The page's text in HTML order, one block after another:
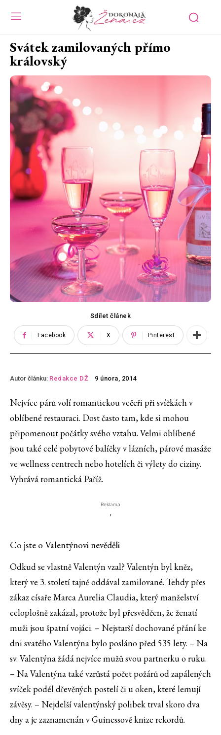
Svátek zamilovaných přímo
královský
Sdílet článek
Facebook X Pinterest
Autor článku: Redakce DŽ 9 února, 2014
Nejvíce párů volí romantickou večeři při svíčkách v
oblíbené restauraci. Dost často tam, kde si mohou
připomenout počátky svého vztahu. Velmi oblíbené
jsou také celé pobytové balíčky v lázních, párové masáže
ve wellness centrech nebo hotelích či výlety do ciziny.
Vyhrává romantická Paříž.
Reklama
'
Co jste o Valentýnovi nevěděli
Odkud se vlastně Valentýn vzal? Valentýn byl kněz,
který ve 3. století tajně oddával zamilované. Tehdy přes
zákaz císaře Marca Aurelia Claudia, který manželství
celoplošně zakázal, protože byl přesvědčen, že ženatí
muži jsou špatní vojáci. – Nejstarší dochované přání ke
dni svatého Valentýna bylo posláno před 535 lety. – Na
sv. Valentýna žádá nejvíce mužů svou partnerku o ruku.
– Na Valentýna také vzrůstá počet požárů od zapálených
svíček podél dřevěných postelí či u oken, které lemují
závěsy. – Nejdelší valentýnský polibek trval skoro dva
dny a je zaznamenán v Guinessově knize rekordů.